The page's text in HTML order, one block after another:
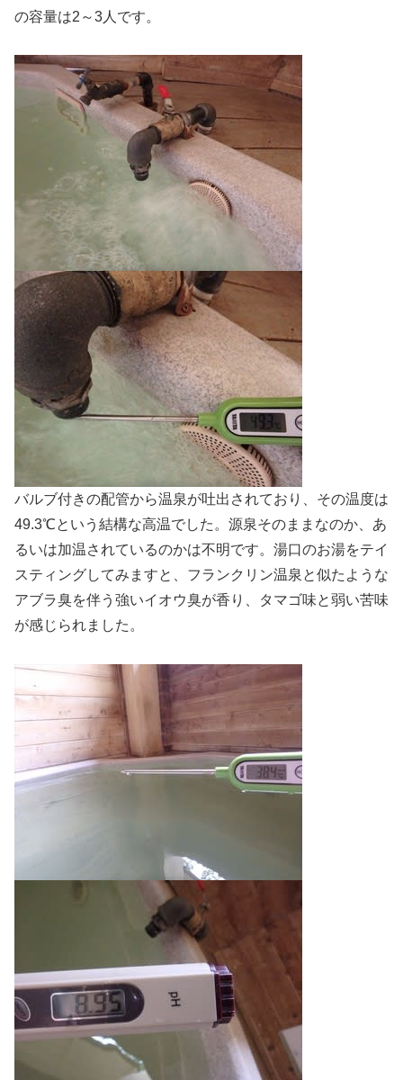
の容量は2～3人です。
バルブ付きの配管から温泉が吐出されており、その温度は
49.3℃という結構な高温でした。源泉そのままなのか、あ
るいは加温されているのかは不明です。湯口のお湯をテイ
スティングしてみますと、フランクリン温泉と似たような
アブラ臭を伴う強いイオウ臭が香り、タマゴ味と弱い苦味
が感じられました。